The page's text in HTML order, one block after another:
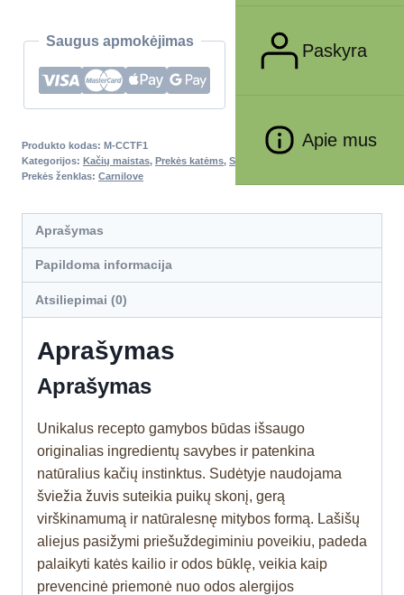
Paskyra
Apie mus
Saugus apmokėjimas
Produkto kodas: M-CCTF1
Kategorijos: Kačių maistas, Prekės katėms, Sausas maistas katėms
Prekės ženklas: Carnilove
Aprašymas
Papildoma informacija
Atsiliepimai (0)
Aprašymas
Aprašymas
Unikalus recepto gamybos būdas išsaugo
originalias ingredientų savybes ir patenkina
natūralius kačių instinktus. Sudėtyje naudojama
šviežia žuvis suteikia puikų skonį, gerą
virškinamumą ir natūralesnę mitybos formą. Lašišų
aliejus pasižymi priešuždegiminiu poveikiu, padeda
palaikyti katės kailio ir odos būklę, veikia kaip
prevencinė priemonė nuo odos alergijos